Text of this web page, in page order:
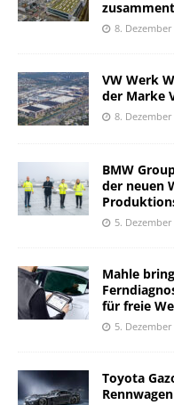
8. Dezember
VW Werk
der Marke
8. Dezember
BMW
der neuen
5.
Mahle
für freie
5.
Toyota